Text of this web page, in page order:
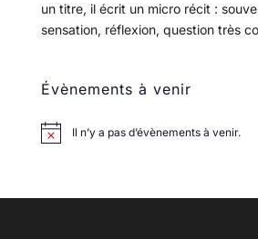
un titre, il écrit un micro récit :
sensation, réflexion, question très
Évènements à venir
Il n’y a pas d’évènements à venir.